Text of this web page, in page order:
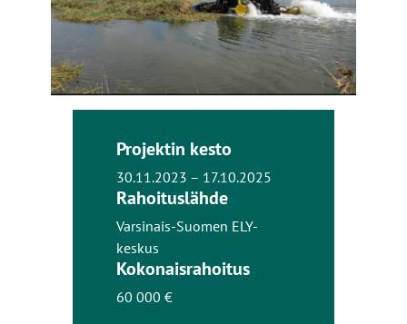
Projektin kesto
30.11.2023 – 17.10.2025
Rahoituslähde
Varsinais-Suomen ELY-
keskus
Kokonaisrahoitus
60 000 €